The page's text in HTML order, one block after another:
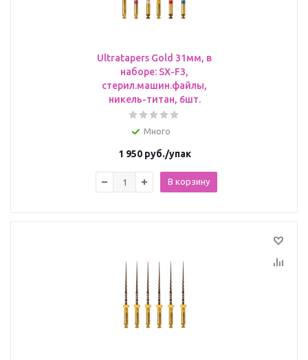
Ultratapers Gold 31мм, в
наборе: SX-F3,
стерил.машин.файлы,
никель-титан, 6шт.
Много
1 950руб./упак
В корзину